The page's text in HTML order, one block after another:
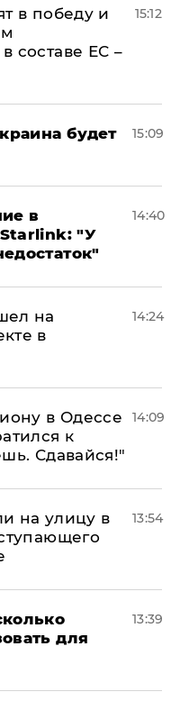
в победу и
составе ЕС –
15:12
будет
15:09
в
"У
14:40
на
в
14:24
в Одессе
к
Сдавайся!"
14:09
на улицу в
13:54
для
13:39